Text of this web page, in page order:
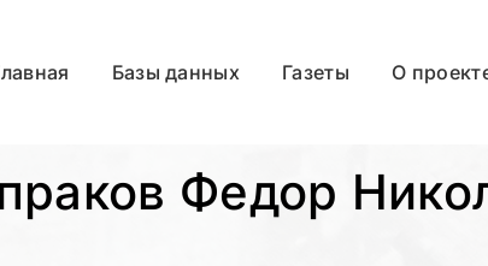
Базы данных Газеты О
Федор